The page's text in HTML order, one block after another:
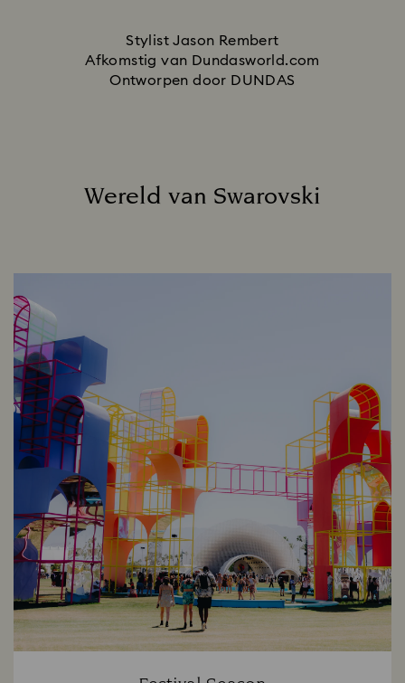
Stylist Jason Rembert
Afkomstig van Dundasworld.com
Ontworpen door DUNDAS
Wereld van Swarovski